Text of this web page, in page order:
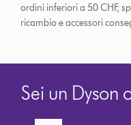
ordini inferiori a 50 CHF,
ricambio e accessori
Sei un Dyson